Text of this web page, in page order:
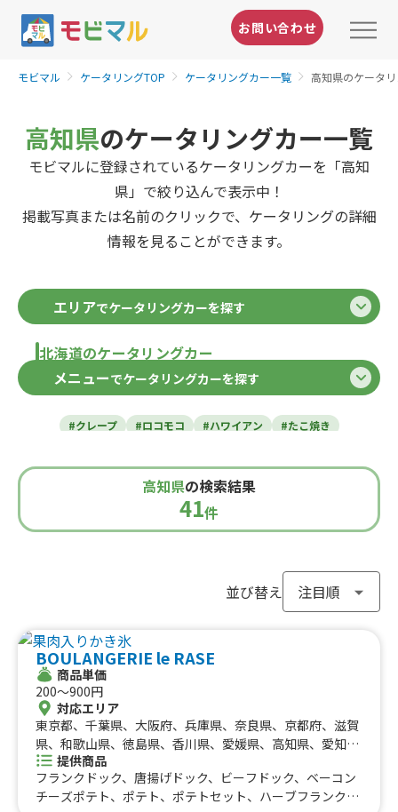
お問い合わせ
モビマル ケータリングTOP ケータリングカー一覧 高知県のケータ
高知県のケータリングカー一覧
モビマルに登録されているケータリングカーを「高知
県」で絞り込んで表示中！
掲載写真または名前のクリックで、ケータリングの詳細
情報を見ることができます。
エリアでケータリングカーを探す
北海道のケータリングカー
北海道
関東のケータリングカー
埼玉県栃木県
北信越のケータリングカー
東海のケータリングカー
愛知県静岡県三重県岐阜県
中国のケータリングカー
鳥取県島根県岡山県広島県山口県
四国のケータリングカー
徳島県香川県愛媛県高知県
九州のケータリングカー
メニューでケータリングカーを探す
#クレープ #ロコモコ #ハワイアン
#たこ焼き
#餃子・小籠包
#唐揚げ #ドリンク
#タピオカ
#イタリアン #カレー
#ケバブ #コーヒー
#タコライス
#焼きそば
#焼き鳥
#おにぎり
#ローストビーフ
#スムージー
#アイスクリーム
#クリームソーダ
#ケーキ
#クロッフル #モンブラン #お弁当
#パフェ
#フルーツジュース
#パン #韓国料理
#パンケーキ
#海鮮
#和菓子 #和食 #ご当地グルメ
#串焼き
#流行グルメ
#丼ぶり #台湾料理
#ベトナム料理
高知県の検索結果
41件
並び替え
BOULANGERIE le RASE
商品単価
200〜900円
対応エリア
東京都、千葉県、大阪府、兵庫県、奈良県、京都府、滋賀
県、和歌山県、徳島県、香川県、愛媛県、高知県、愛知
県、岐阜県、北海道、神奈川県、埼玉県、栃木県、静岡
県、三重県、広島県、福岡県、長崎県、茨城県、群馬県、
山梨県、新潟県、富山県、石川県、福井県、長野県、鳥取
提供商品
フランクドック、唐揚げドック、ビーフドック、ベーコン
チーズポテト、ポテト、ポテトセット、ハーブフランク、